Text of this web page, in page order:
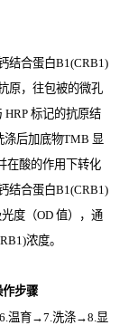
结合蛋白B1(CRB1)
原，往包被的微孔
HRP 标记的抗原结
涤后加底物TMB 显
在酸的作用下转化
结合蛋白B1(CRB1)
度（OD 值），通
浓度。
作步骤
温育→7.洗涤→8.显